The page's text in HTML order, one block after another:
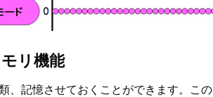
リ機能
、記憶させておくことができます。こ